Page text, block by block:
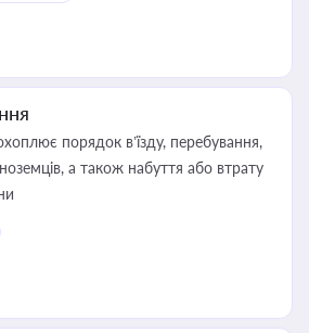
порядок в’їзду, перебування,
а також набуття або втрату